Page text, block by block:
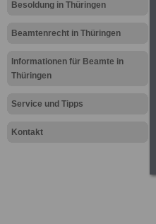
Besoldung in Thüringen
Beamtenrecht in Thüringen
Informationen für Beamte in
Thüringen
Service und Tipps
Kontakt